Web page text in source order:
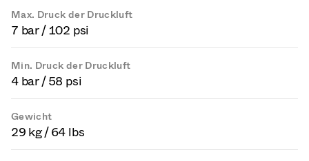
Max. Druck der Druckluft
7 bar / 102 psi
Min. Druck der Druckluft
4 bar / 58 psi
Gewicht
29 kg / 64 lbs